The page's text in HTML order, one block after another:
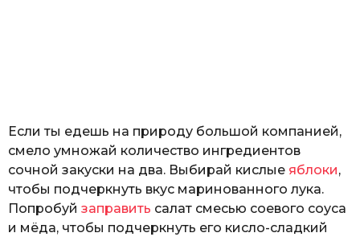
Если ты едешь на природу большой компанией,
смело умножай количество ингредиентов
сочной закуски на два. Выбирай кислые яблоки,
чтобы подчеркнуть вкус маринованного лука.
Попробуй заправить салат смесью соевого соуса
и мёда, чтобы подчеркнуть его кисло-сладкий